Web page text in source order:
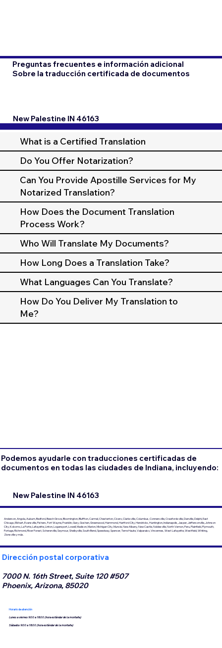
Preguntas frecuentes e información adicional
Sobre la traducción certificada de documentos
New Palestine IN 46163
What is a Certified Translation
Do You Offer Notarization?
Can You Provide Apostille Services for My
Notarized Translation?
How Does the Document Translation
Process Work?
Who Will Translate My Documents?
How Long Does a Translation Take?
What Languages Can You Translate?
How Do You Deliver My Translation to
Me?
Podemos ayudarle con traducciones certificadas de
documentos en todas las ciudades de Indiana, incluyendo:
New Palestine IN 46163
Anderson, Angola, Auburn, Bedford, Beech Grove, Bloomington, Bluffton, Carmel, Chesterton, Cicero, Clarksville, Columbus, Connersville, Crawfordsville, Danville, Delphi, East
Chicago, Elkhart, Evansville, Fishers, Fort Wayne, Franklin, Gary, Goshen, Greenwood, Hammond, Hartford City, Hendricks, Huntington, Indianapolis, Jasper, Jeffersonville, Johnson
City, Kokomo, La Porte, Lafayette, Linton, Logansport, Lowell, Madison, Marion, Michigan City, Muncie, New Albany, New Castle, Noblesville, North Vernon, Peru, Plainfield, Plymouth,
Portage, Richmond, River Forest, Schererville, Seymour, Shelbyville, South Bend, Speedway, Spencer, Terre Haute, Valparaiso, Vincennes, West Lafayette, Westfield, Whiting,
Zionsville y más.
Dirección postal corporativa
7000 N. 16th Street, Suite 120 #507
Phoenix, Arizona, 85020
Horario de atención
Lunes a viernes 9:00 a 18:00 (hora estándar de la montaña)
Sábados 9:00 a 18:00 (hora estándar de la montaña)